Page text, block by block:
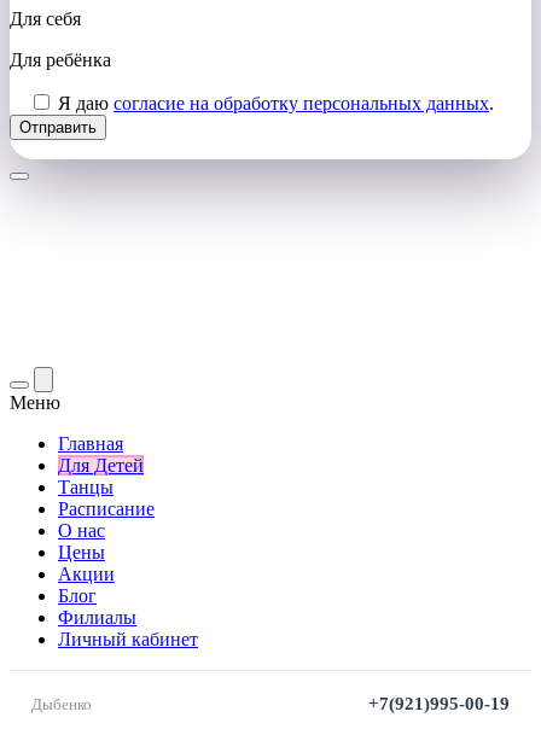
Для себя
Для ребёнка
Я даю согласие на обработку персональных данных.
Меню
Главная
Для Детей
Танцы
Расписание
О нас
Цены
Акции
Блог
Филиалы
Личный кабинет
Дыбенко +7(921)995-00-19